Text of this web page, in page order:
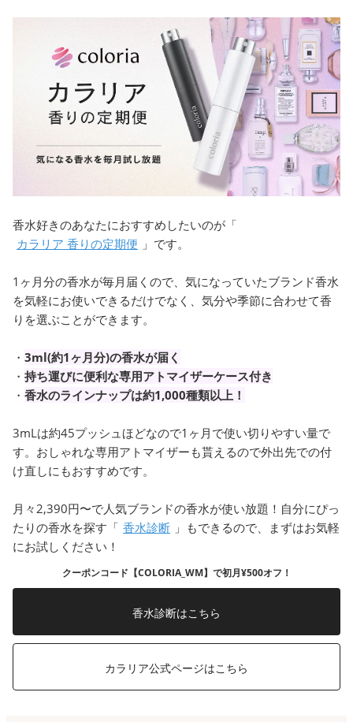
香水好きのあなたにおすすめしたいのが「
カラリア 香りの定期便 」です。
1ヶ月分の香水が毎月届くので、気になっていたブランド香水
を気軽にお使いできるだけでなく、気分や季節に合わせて香
りを選ぶことができます。
・ 3ml(約1ヶ月分)の香水が届く
・ 持ち運びに便利な専用アトマイザーケース付き
・ 香水のラインナップは約1,000種類以上！
3mLは約45プッシュほどなので1ヶ月で使い切りやすい量で
す。おしゃれな専用アトマイザーも貰えるので外出先での付
け直しにもおすすめです。
月々2,390円〜で人気ブランドの香水が使い放題！自分にぴっ
たりの香水を探す「 香水診断 」もできるので、まずはお気軽
にお試しください！
クーポンコード【COLORIA_WM】で初月¥500オフ！
香水診断はこちら
カラリア公式ページはこちら